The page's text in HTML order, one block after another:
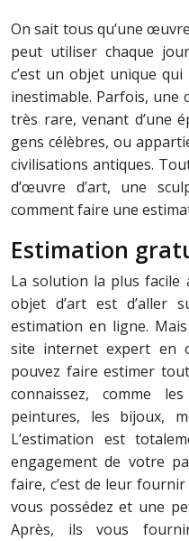
On sait tous qu’une
peut utiliser chaque
c’est un objet unique
inestimable. Parfois,
très rare, venant d’une
gens célèbres, ou
civilisations antiques.
d’œuvre d’art, une
comment faire une
Estimation
La solution la plus facile
objet d’art est d’aller
estimation en ligne.
site internet expert en
pouvez faire estimer
connaissez, comme
peintures, les bijoux,
L’estimation est
engagement de votre
faire, c’est de leur
vous possédez et une
Après, ils vous